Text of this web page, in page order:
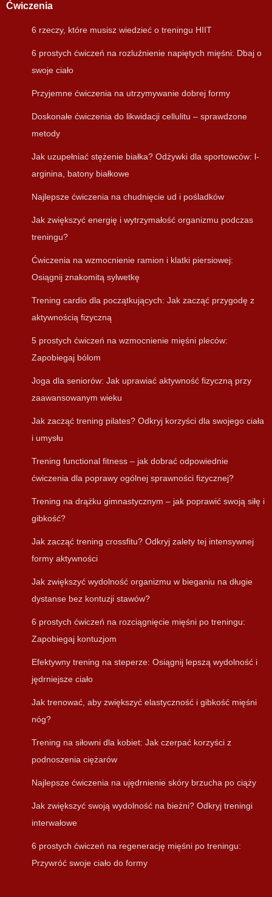
Ćwiczenia
6 rzeczy, które musisz wiedzieć o treningu HIIT
6 prostych ćwiczeń na rozluźnienie napiętych mięśni: Dbaj o
swoje ciało
Przyjemne ćwiczenia na utrzymywanie dobrej formy
Doskonałe ćwiczenia do likwidacji cellulitu – sprawdzone
metody
Jak uzupełniać stężenie białka? Odżywki dla sportowców: l-
arginina, batony białkowe
Najlepsze ćwiczenia na chudnięcie ud i pośladków
Jak zwiększyć energię i wytrzymałość organizmu podczas
treningu?
Ćwiczenia na wzmocnienie ramion i klatki piersiowej:
Osiągnij znakomitą sylwetkę
Trening cardio dla początkujących: Jak zacząć przygodę z
aktywnością fizyczną
5 prostych ćwiczeń na wzmocnienie mięśni pleców:
Zapobiegaj bólom
Joga dla seniorów: Jak uprawiać aktywność fizyczną przy
zaawansowanym wieku
Jak zacząć trening pilates? Odkryj korzyści dla swojego ciała
i umysłu
Trening functional fitness – jak dobrać odpowiednie
ćwiczenia dla poprawy ogólnej sprawności fizycznej?
Trening na drążku gimnastycznym – jak poprawić swoją siłę i
gibkość?
Jak zacząć trening crossfitu? Odkryj zalety tej intensywnej
formy aktywności
Jak zwiększyć wydolność organizmu w bieganiu na długie
dystanse bez kontuzji stawów?
6 prostych ćwiczeń na rozciągnięcie mięśni po treningu:
Zapobiegaj kontuzjom
Efektywny trening na steperze: Osiągnij lepszą wydolność i
jędrniejsze ciało
Jak trenować, aby zwiększyć elastyczność i gibkość mięśni
nóg?
Trening na siłowni dla kobiet: Jak czerpać korzyści z
podnoszenia ciężarów
Najlepsze ćwiczenia na ujędrnienie skóry brzucha po ciąży
Jak zwiększyć swoją wydolność na bieżni? Odkryj treningi
interwałowe
6 prostych ćwiczeń na regenerację mięśni po treningu:
Przywróć swoje ciało do formy